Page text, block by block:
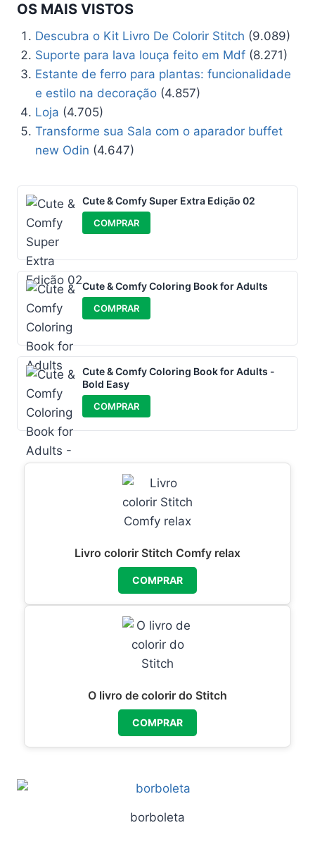
OS MAIS VISTOS
Descubra o Kit Livro De Colorir Stitch (9.089)
Suporte para lava louça feito em Mdf (8.271)
Estante de ferro para plantas: funcionalidade
e estilo na decoração (4.857)
Loja (4.705)
Transforme sua Sala com o aparador buffet
new Odin (4.647)
Cute & Comfy Super Extra Edição 02
COMPRAR
Cute & Comfy Coloring Book for Adults
COMPRAR
Cute & Comfy Coloring Book for Adults -
Bold Easy
COMPRAR
Livro colorir Stitch Comfy relax
COMPRAR
O livro de colorir do Stitch
COMPRAR
borboleta